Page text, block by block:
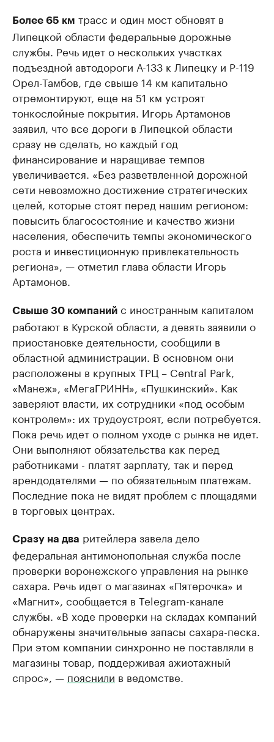
Более 65 км трасс и один мост обновят в
Липецкой области федеральные дорожные
службы. Речь идет о нескольких участках
подъездной автодороги А-133 к Липецку и Р-119
Орел-Тамбов, где свыше 14 км капитально
отремонтируют, еще на 51 км устроят
тонкослойные покрытия. Игорь Артамонов
заявил, что все дороги в Липецкой области
сразу не сделать, но каждый год
финансирование и наращивае темпов
увеличивается. «Без разветвленной дорожной
сети невозможно достижение стратегических
целей, которые стоят перед нашим регионом:
повысить благосостояние и качество жизни
населения, обеспечить темпы экономического
роста и инвестиционную привлекательность
региона», — отметил глава области Игорь
Артамонов.
Свыше 30 компаний с иностранным капиталом
работают в Курской области, а девять заявили о
приостановке деятельности, сообщили в
областной администрации. В основном они
расположены в крупных ТРЦ – Central Park,
«Манеж», «МегаГРИНН», «Пушкинский». Как
заверяют власти, их сотрудники «под особым
контролем»: их трудоустроят, если потребуется.
Пока речь идет о полном уходе с рынка не идет.
Они выполняют обязательства как перед
работниками - платят зарплату, так и перед
арендодателями — по обязательным платежам.
Последние пока не видят проблем с площадями
в торговых центрах.
Сразу на два ритейлера завела дело
федеральная антимонопольная служба после
проверки воронежского управления на рынке
сахара. Речь идет о магазинах «Пятерочка» и
«Магнит», сообщается в Telegram-канале
службы. «В ходе проверки на складах компаний
обнаружены значительные запасы сахара-песка.
При этом компании синхронно не поставляли в
магазины товар, поддерживая ажиотажный
спрос», — пояснили в ведомстве.